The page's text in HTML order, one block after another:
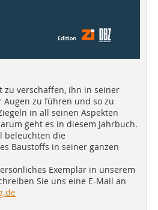
zu verschaffen, ihn in seiner
zu führen und so zu
in all seinen Aspekten
geht es in diesem Jahrbuch.
beleuchten die
Baustoffs in seiner ganzen
Exemplar in unserem
Sie uns eine E-Mail an